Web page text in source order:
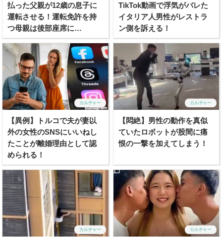
払った父親が12歳の息子に
運転させる！運転免許を持
つ母親は後部座席に…
TikTok動画で浮気がバレた
イタリア人男性がレストラ
ン側を訴える！
【異例】トルコで夫が妻以
外の女性のSNSにいいねし
たことが離婚理由として認
められる！
カルチャー
【悶絶】男性の動作を真似
ていたロボットが股間に痛
恨の一撃を加えてしまう！
カルチャー
カルチャー カルチャー